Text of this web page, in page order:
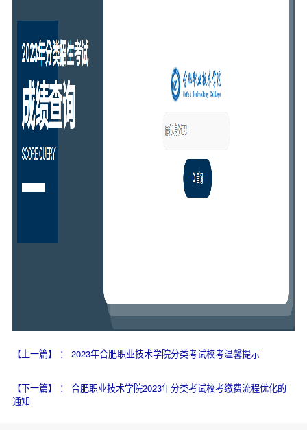
【上一篇】 ： 2023年合肥职业技术学院分类考试校考温馨提示
【下一篇】 ：
合肥职业技术学院2023年分类考试校考缴费流程优化的
通知